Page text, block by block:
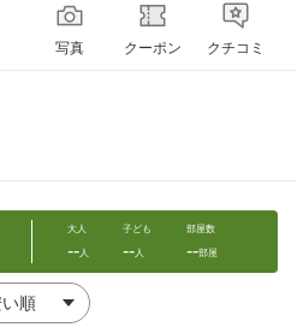
写真 クーポン クチコミ
大人
--人
子ども
--人
部屋数
--部屋